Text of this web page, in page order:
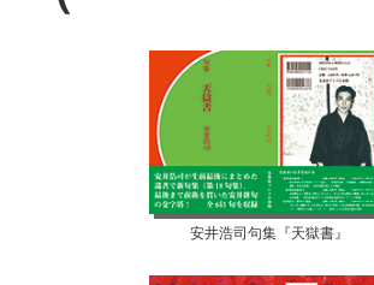
安井浩司句集『天獄書』